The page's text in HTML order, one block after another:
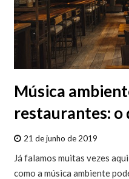
Música
restaurantes: o
21 de junho de 2019
Já falamos muitas vezes
como a música ambiente